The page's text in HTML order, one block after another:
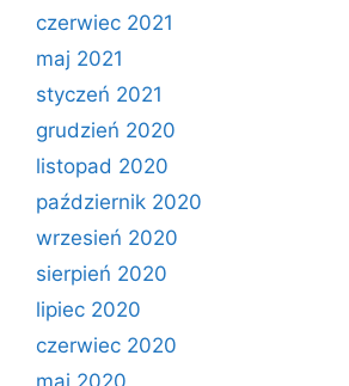
czerwiec 2021
maj 2021
styczeń 2021
grudzień 2020
listopad 2020
październik 2020
wrzesień 2020
sierpień 2020
lipiec 2020
czerwiec 2020
maj 2020